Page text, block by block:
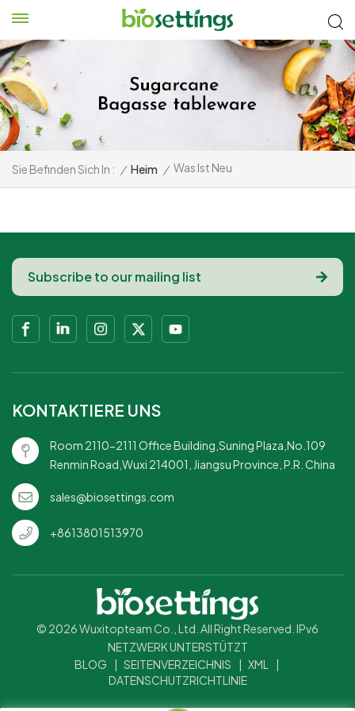
Sie Befinden Sich In : / Heim / Was Ist Neu
KONTAKTIERE UNS
Room 2110-2111 Office Building,Suning Plaza,No.109
Renmin Road,Wuxi 214001, Jiangsu Province, P.R. China
sales@biosettings.com
+8613801513970
© 2026 Wuxitopteam Co., Ltd. All Right Reserved. IPv6
NETZWERK UNTERSTÜTZT
BLOG
SEITENVERZEICHNIS XML
DATENSCHUTZRICHTLINIE